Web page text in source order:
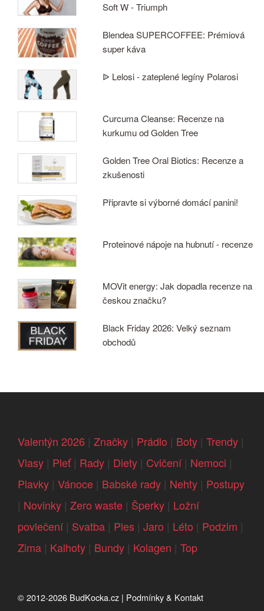
Soft W - Triumph
Blendea SUPERCOFFEE: Prémiová
super káva
ᐉ Lelosi - zateplené legíny Polarosi
Curcuma Cleanse: Recenze na
kurkumu od Golden Tree
Golden Tree Oral Biotics: Recenze a
zkušenosti
Připravte si výborné domácí panini!
Proteinové nápoje na hubnutí - recenze
MOVit energy: Jak dopadla recenze na
českou značku?
Black Friday 2026: Velký seznam
obchodů
Valentýn 2026 | Značky | Prádlo | Boty | Trendy |
Vlasy | Pleť| Rady | Diety | Cvičení| Nemoci |
Plavky | Vánoce | Babské rady | Nehty | Postupy
| Novinky | Zero waste | Šperky | Ložní
povlečení| Svatba | Ples | Jaro | Léto | Podzim |
Zima | Kalhoty | Bundy | Kolagen | Top
© 2012-2026 BudKocka.cz | Podmínky & Kontakt